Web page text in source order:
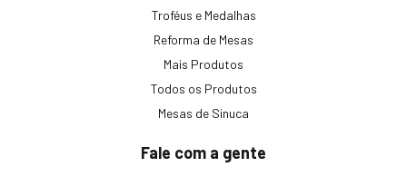
Troféus e Medalhas
Reforma de Mesas
Mais Produtos
Todos os Produtos
Mesas de Sinuca
Fale com a gente